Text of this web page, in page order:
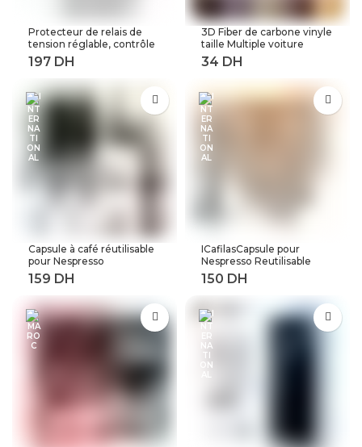
Protecteur de relais de
tension réglable, contrôle
de tension contre les
surtensions, 220V, 63a,
40a, dispositifs de
Protection contre les
surtensions et les
surintensités, Rail Din
3D Fiber de carbone vinyle
taille Multiple voiture
feuille rouleau Film
autocollant moto
Automobile style noir
argent décalcomanies
feuille
Capsule à café réutilisable
pour Nespresso
Reutilisable Inox Capsule
rechargeable Crema
Espress acier inoxydable
rechargeable pour
expresso
ICafilasCapsule pour
Nespresso Reutilisable
Inox 2 en 1 utilisation
Capsule rechargeable
Crema expresso
réutilisable filtre à café
rechargeable